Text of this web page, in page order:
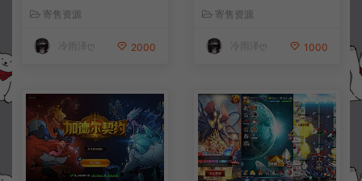
服务端+CDK授权后台+安卓
+详细搭建教程+视频教程
寄售资源
冷雨泽ღ 2000
授权后台+简易安卓客户端
+详细搭建教程+视频教程
寄售资源
冷雨泽ღ 1000